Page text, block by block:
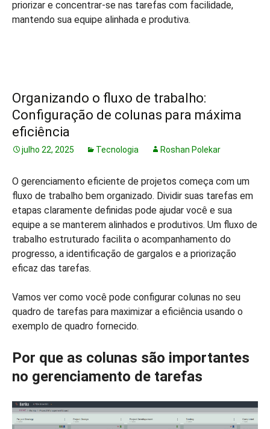
priorizar e concentrar-se nas tarefas com facilidade,
mantendo sua equipe alinhada e produtiva.
Organizando o fluxo de trabalho:
Configuração de colunas para máxima
eficiência
julho 22, 2025 Tecnologia Roshan Polekar
O gerenciamento eficiente de projetos começa com um
fluxo de trabalho bem organizado. Dividir suas tarefas em
etapas claramente definidas pode ajudar você e sua
equipe a se manterem alinhados e produtivos. Um fluxo de
trabalho estruturado facilita o acompanhamento do
progresso, a identificação de gargalos e a priorização
eficaz das tarefas.
Vamos ver como você pode configurar colunas no seu
quadro de tarefas para maximizar a eficiência usando o
exemplo de quadro fornecido.
Por que as colunas são importantes
no gerenciamento de tarefas